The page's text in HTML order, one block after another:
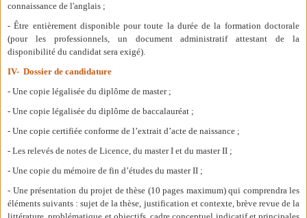
connaissance de l'anglais ;
- Être entièrement disponible pour toute la durée de la formation doctorale
(pour les professionnels, un document administratif attestant de la
disponibilité du candidat sera exigé).
IV- Dossier de candidature
- Une copie légalisée du diplôme de master ;
- Une copie légalisée du diplôme de baccalauréat ;
- Une copie certifiée conforme de l’extrait d’acte de naissance ;
- Les relevés de notes de Licence, du master I et du master II ;
- Une copie du mémoire de fin d’études du master II ;
- Une présentation du projet de thèse (10 pages maximum) qui comprendra les
éléments suivants : sujet de la thèse, justification et contexte, brève revue de la